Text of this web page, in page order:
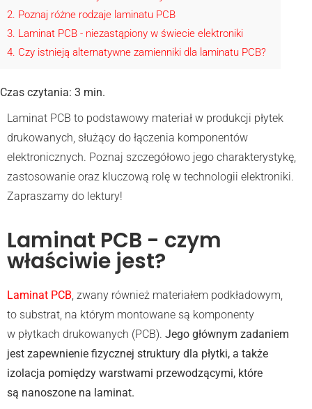
2 Poznaj różne rodzaje laminatu PCB
3 Laminat PCB - niezastąpiony w świecie elektroniki
4 Czy istnieją alternatywne zamienniki dla laminatu PCB?
Czas czytania: 3 min.
Laminat PCB to podstawowy materiał w produkcji płytek
drukowanych, służący do łączenia komponentów
elektronicznych. Poznaj szczegółowo jego charakterystykę,
zastosowanie oraz kluczową rolę w technologii elektroniki.
Zapraszamy do lektury!
Laminat PCB - czym
właściwie jest?
Laminat PCB, zwany również materiałem podkładowym,
to substrat, na którym montowane są komponenty
w płytkach drukowanych (PCB). Jego głównym zadaniem
jest zapewnienie fizycznej struktury dla płytki, a także
izolacja pomiędzy warstwami przewodzącymi, które
są nanoszone na laminat.